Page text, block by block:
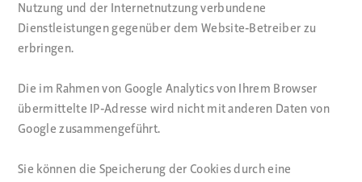
Nutzung und der Internetnutzung verbundene
Dienstleistungen gegenüber dem Website-Betreiber zu
erbringen.
Die im Rahmen von Google Analytics von Ihrem Browser
übermittelte IP-Adresse wird nicht mit anderen Daten von
Google zusammengeführt.
Sie können die Speicherung der Cookies durch eine